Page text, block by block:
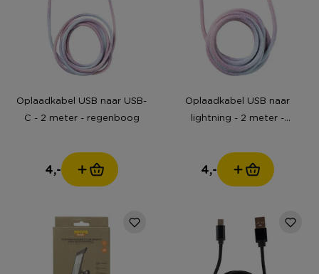
Oplaadkabel USB naar USB-
C - 2 meter - regenboog
4,-
Oplaadkabel USB naar
lightning - 2 meter -
4,-